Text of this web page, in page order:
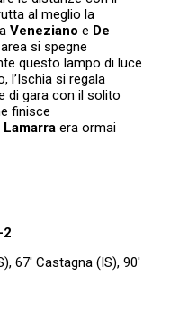
al meglio la
Veneziano e De
si spegne
questo lampo di luce
l’Ischia si regala
di gara con il solito
finisce
Lamarra era ormai
2
67′ Castagna (IS), 90′